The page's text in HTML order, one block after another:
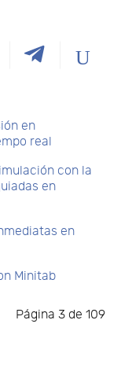
en
real
con la
en
en
Minitab
Página 3 de 109